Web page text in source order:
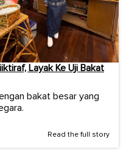
Layak Ke Uji Bakat
bakat besar yang
Read the full story